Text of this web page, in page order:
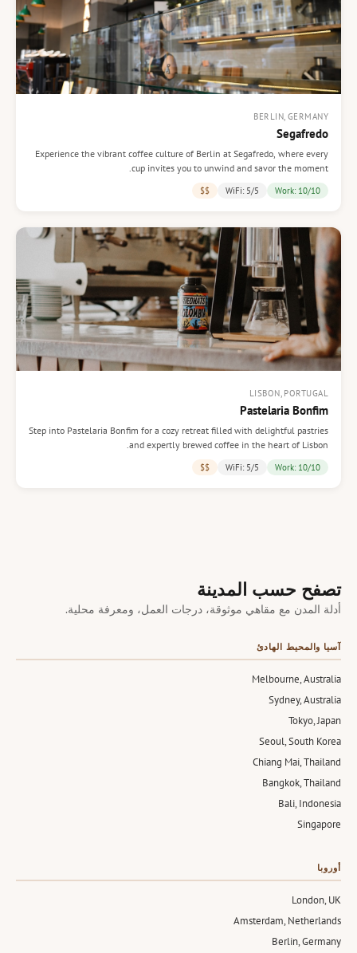
BERLIN, GERMANY
Segafredo
Experience the vibrant coffee culture of Berlin at Segafredo, where every
cup invites you to unwind and savor the moment.
Work: 10/10
WiFi: 5/5
$$
LISBON, PORTUGAL
Pastelaria Bonfim
Step into Pastelaria Bonfim for a cozy retreat filled with delightful pastries
and expertly brewed coffee in the heart of Lisbon.
Work: 10/10
WiFi: 5/5
$$
تصفح حسب المدينة
أدلة المدن مع مقاهي موثوقة، درجات العمل، ومعرفة محلية.
آسيا والمحيط الهادئ
Melbourne, Australia
Sydney, Australia
Tokyo, Japan
Seoul, South Korea
Chiang Mai, Thailand
Bangkok, Thailand
Bali, Indonesia
Singapore
أوروبا
London, UK
Amsterdam, Netherlands
Berlin, Germany